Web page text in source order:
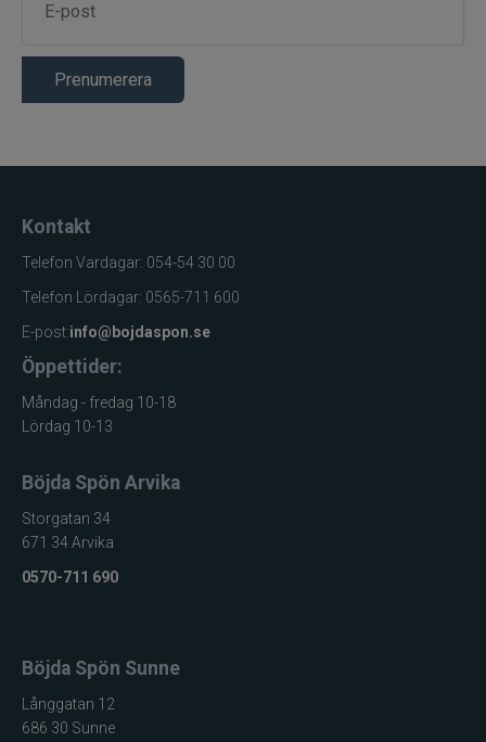
Prenumerera
Kontakt
Telefon Vardagar: 054-54 30 00
Telefon Lördagar: 0565-711 600
E-post:info@bojdaspon.se
Öppettider:
Måndag - fredag 10-18
Lördag 10-13
Böjda Spön Arvika
Storgatan 34
671 34 Arvika
0570-711 690
Böjda Spön Sunne
Långgatan 12
686 30 Sunne